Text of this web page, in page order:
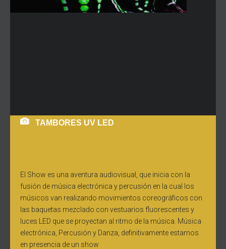
TAMBORES UV LED
El Show es una aventura audiovisual, que inicia con la
fusión de música electrónica y percusión en la cual los
músicos van realizando movimientos coreográficos con
las baquetas mezclado con vestuarios fluorescentes y
luces LED que se proyectan al ritmo de la música. Música
electrónica, Percusión y Danza, definitivamente estamos
en presencia de un show